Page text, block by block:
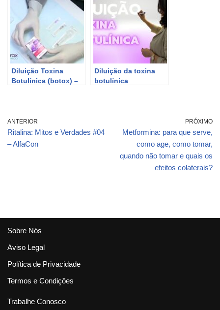
Diluição Toxina
Botulínica (botox) –
Diluição da toxina
botulínica
ANTERIOR
Ritalina: Mitos e Verdades #04
– AlfaCon
PRÓXIMO
Metformina: para que serve,
como age, como tomar,
quando não tomar e quais os
efeitos colaterais?
Sobre Nós
Aviso Legal
Política de Privacidade
Termos e Condições
Trabalhe Conosco